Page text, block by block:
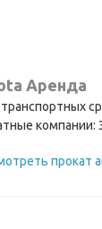
Аренда
компании: